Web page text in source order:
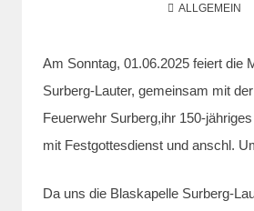
ALLGEMEIN
Am Sonntag, 01.06.2025 feiert die
Surberg-Lauter, gemeinsam mit
Feuerwehr Surberg,ihr 150-
mit Festgottesdienst und anschl.
Da uns die Blaskapelle Surberg-